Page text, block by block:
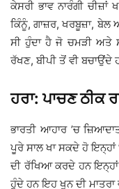
ਕੇਸਰੀ ਭਾਵ ਨਾਰੰਗੀ ਚੀਜ਼ਾਂ
ਕਿੰਨੂੰ, ਗਾਜ਼ਰ, ਖਰਬੂਜ਼ਾ, ਬੇਲ
ਸੀ ਹੁੰਦਾ ਹੈ ਜੋ ਚਮੜੀ ਅਤੇ
ਰੱਖਣ, ਬੀਪੀ ਤੋਂ ਵੀ ਬਚਾਉਂਦੇ
ਹਰਾ: ਪਾਚਣ ਠੀਕ
ਭਾਰਤੀ ਆਹਾਰ ’ਚ
ਪੂਰੇ ਸਾਲ ਖਾ ਸਕਦੇ ਹੋ
ਦੀ ਰੱਖਿਆ ਕਰਦੇ ਹਨ
ਹੁੰਦੇ ਹਨ ਇਹ ਖੂਨ ਦੀ ਮਾਤਰਾ